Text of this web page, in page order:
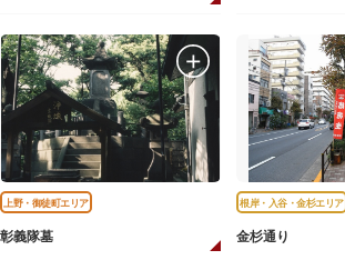
上野・御徒町エリア
彰義隊墓
根岸・入谷・金杉エリア
金杉通り